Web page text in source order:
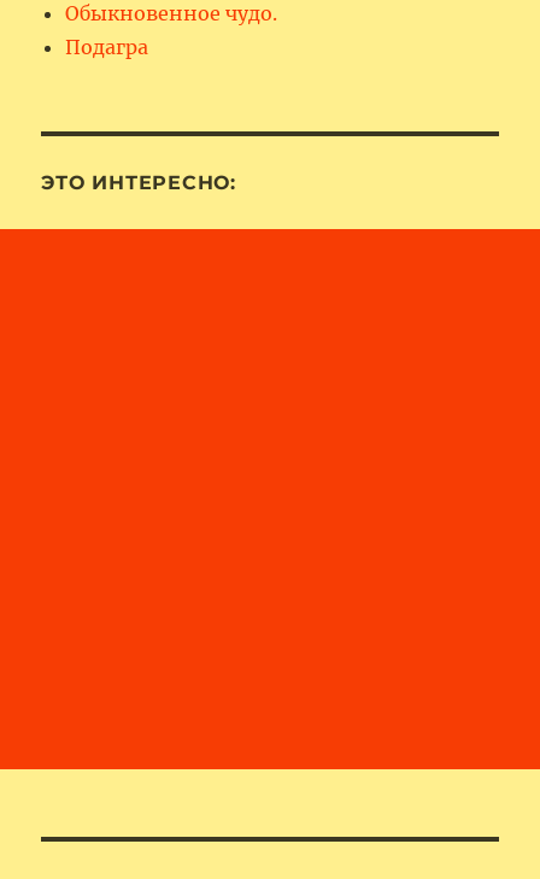
Обыкновенное чудо.
Подагра
ЭТО ИНТЕРЕСНО: